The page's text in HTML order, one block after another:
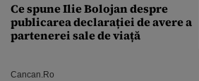
Ce spune Ilie Bolojan despre
publicarea declarației de avere a
partenerei sale de viață
Cancan.ro